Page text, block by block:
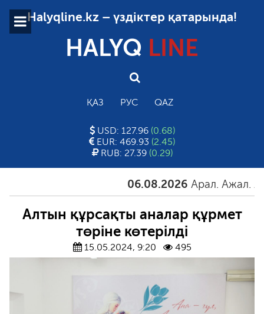
Halyqline.kz – үздіктер қатарында!
HALYQ LINE
ҚАЗ РУС QAZ
USD: 127.96 (0.68)
EUR: 469.93 (2.45)
RUB: 27.39 (0.29)
06.08.2026 Арал. Ажал.
Алтын құрсақты аналар құрмет
төріне көтерілді
15.05.2024, 9:20 495